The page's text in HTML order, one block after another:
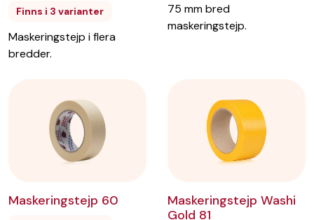
Finns i 3 varianter
Maskeringstejp i flera
bredder.
75 mm bred
maskeringstejp.
Maskeringstejp 60
Maskeringstejp Washi
Gold 81